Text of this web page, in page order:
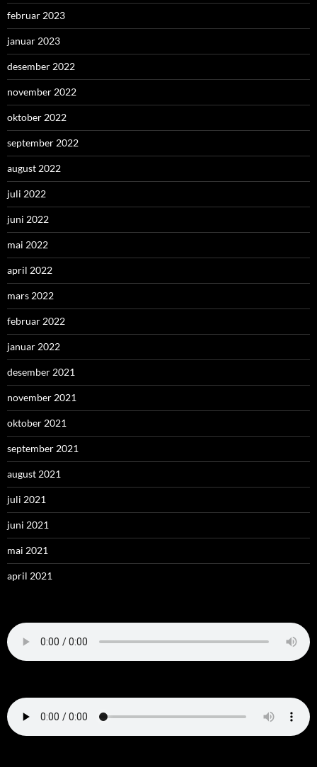
februar 2023
januar 2023
desember 2022
november 2022
oktober 2022
september 2022
august 2022
juli 2022
juni 2022
mai 2022
april 2022
mars 2022
februar 2022
januar 2022
desember 2021
november 2021
oktober 2021
september 2021
august 2021
juli 2021
juni 2021
mai 2021
april 2021